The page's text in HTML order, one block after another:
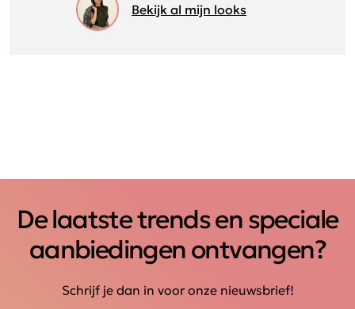
Bekijk al mijn looks
De laatste trends en speciale
aanbiedingen ontvangen?
Schrijf je dan in voor onze nieuwsbrief!